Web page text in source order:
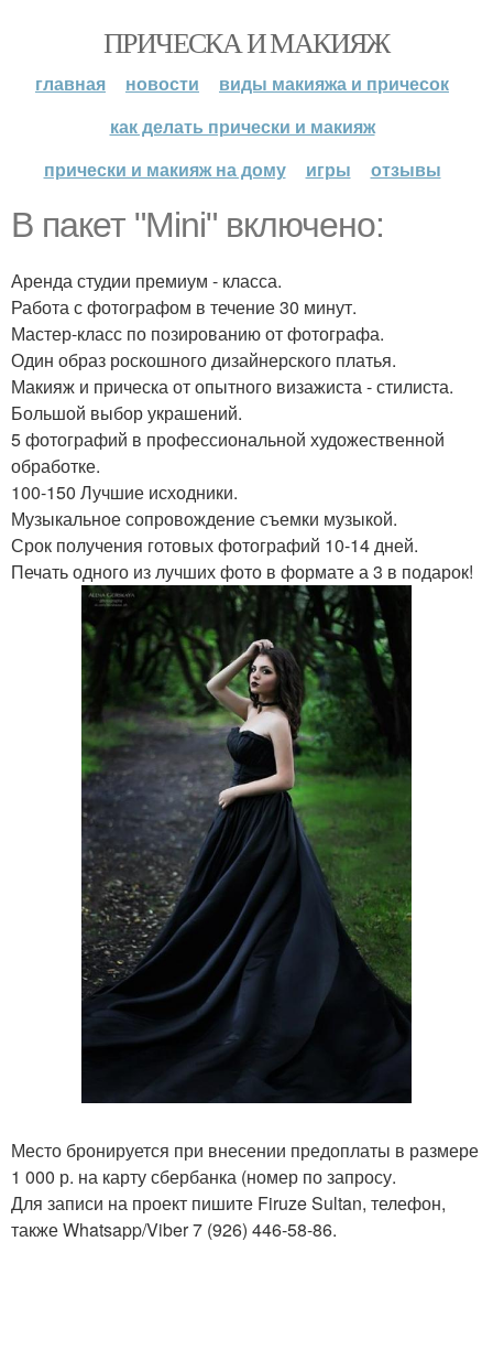
ПРИЧЕСКА И МАКИЯЖ
главная новости
виды макияжа и причесок
как делать прически и макияж
прически и макияж на дому
игры отзывы
В пакет "Mini" включено:
Аренда студии премиум - класса.
Работа с фотографом в течение 30 минут.
Мастер-класс по позированию от фотографа.
Один образ роскошного дизайнерского платья.
Макияж и прическа от опытного визажиста - стилиста.
Большой выбор украшений.
5 фотографий в профессиональной художественной
обработке.
100-150 Лучшие исходники.
Музыкальное сопровождение съемки музыкой.
Срок получения готовых фотографий 10-14 дней.
Печать одного из лучших фото в формате а 3 в подарок!
Место бронируется при внесении предоплаты в размере
1 000 р. на карту сбербанка (номер по запросу.
Для записи на проект пишите Firuze Sultan, телефон,
также Whatsapp/Viber 7 (926) 446-58-86.